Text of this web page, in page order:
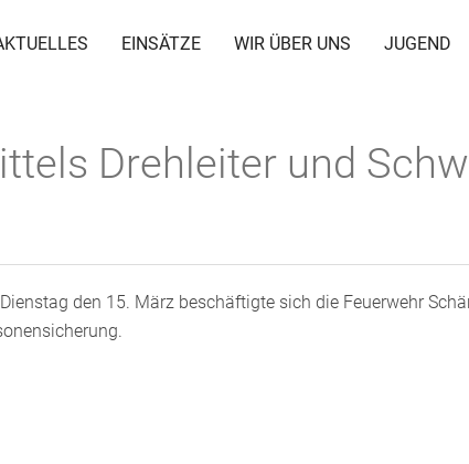
EINSÄTZE WIR ÜBER UNS JUGEND
Drehleiter und
den 15. März beschäftigte sich die Feuerwehr